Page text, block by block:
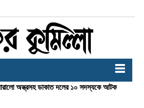
অস্ত্রসহ ডাকাত দলের ১০ সদস্যকে আটক